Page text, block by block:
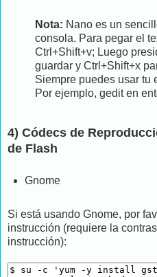
Nota: Nano es un
consola. Para pegar el
Ctrl+Shift+v; Luego
guardar y Ctrl+Shift+x
Siempre puedes usar tu
Por ejemplo, gedit en
4) Códecs de
de Flash
Gnome
Si está usando Gnome, por
instrucción (requiere la
instrucción):